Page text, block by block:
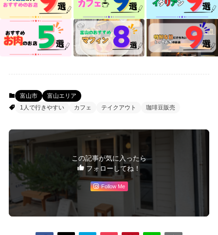
富山市
富山エリア
1人で行きやすい
カフェ テイクアウト 珈琲豆販売
この記事が気に入ったら
フォローしてね！
Follow Me